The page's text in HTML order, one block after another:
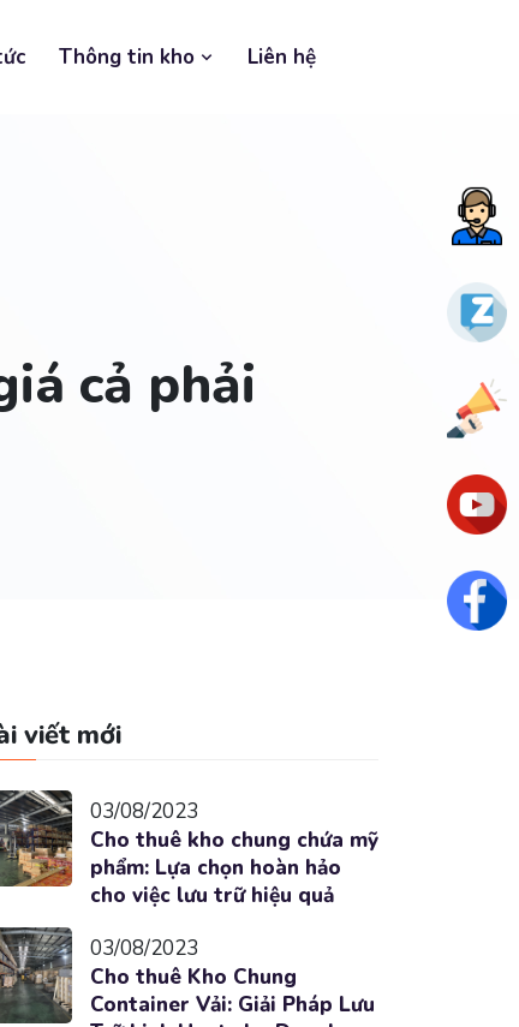
Thông tin kho Liên hệ
cả phải
viết mới
03/08/2023
Cho thuê kho chung chứa mỹ
phẩm: Lựa chọn hoàn hảo
cho việc lưu trữ hiệu quả
03/08/2023
Cho thuê Kho Chung
Container Vải: Giải Pháp Lưu
Tư
vấn
Zalo
Ưu